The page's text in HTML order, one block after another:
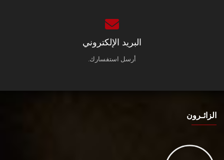
البريد الإلكتروني
أرسل استفسارك.
الزائـرون